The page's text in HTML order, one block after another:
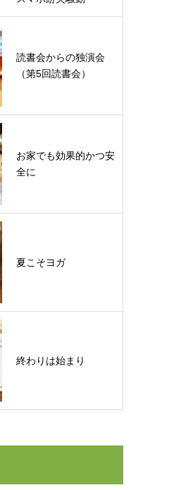
読書会からの独演会
（第5回読書会）
お家でも効果的かつ安
全に
夏こそヨガ
終わりは始まり